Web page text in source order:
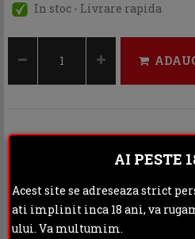
In stoc - Livrare rapida
Categoria:Lichior
Rating:
AI PESTE
Acest site se adreseaza strict
ati implinit inca 18 ani, va
ului. Va multumim.